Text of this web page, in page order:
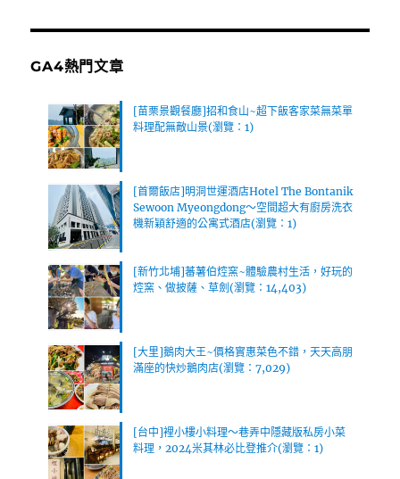
GA4熱門文章
[苗栗景觀餐廳]招和食山~超下飯客家菜無菜單
料理配無敵山景(瀏覽：1)
[首爾飯店]明洞世運酒店Hotel The Bontanik
Sewoon Myeongdong～空間超大有廚房洗衣
機新穎舒適的公寓式酒店(瀏覽：1)
[新竹北埔]蕃薯伯焢窯~體驗農村生活，好玩的
焢窯、做披薩、草劍(瀏覽：14,403)
[大里]鵝肉大王~價格實惠菜色不錯，天天高朋
滿座的快炒鵝肉店(瀏覽：7,029)
[台中]裡小樓小料理～巷弄中隱藏版私房小菜
料理，2024米其林必比登推介(瀏覽：1)